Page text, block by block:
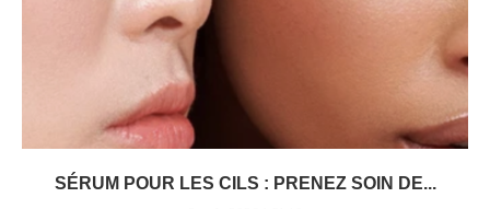
SÉRUM POUR LES CILS : PRENEZ SOIN DE...